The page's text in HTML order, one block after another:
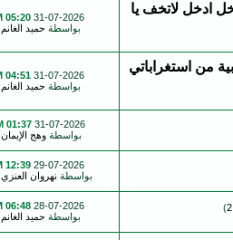
ادخل لاتخف يا
31-07-2026
05:20 PM
بواسطة حميد الغانم
من استغراباتي
31-07-2026
04:51 PM
بواسطة حميد الغانم
31-07-2026
01:37 AM
بواسطة وهج الإيمان
29-07-2026
12:39 PM
بواسطة نهروان العنزي
2
)
28-07-2026
06:48 PM
بواسطة حميد الغانم